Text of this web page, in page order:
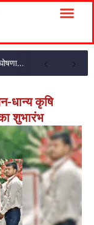
14 देशों की मौजूदगी में ब्रिक्स बैठक का समापन: भोपाल घोषणा पत्र अपनाया
धान्य कृषि
शुभारंभ